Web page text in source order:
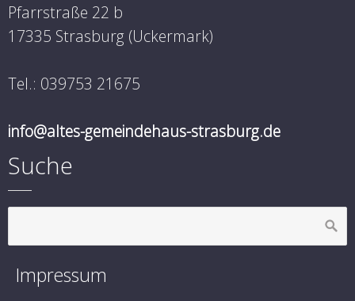
Pfarrstraße 22 b
17335 Strasburg (Uckermark)
Tel.: 039753 21675
info@altes-gemeindehaus-strasburg.de
Suche
Impressum